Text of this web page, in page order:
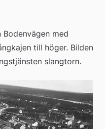
med
till höger. Bilden
slangtorn.